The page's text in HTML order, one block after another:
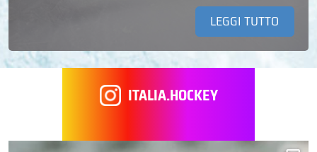
LEGGI TUTTO
ITALIA.HOCKEY